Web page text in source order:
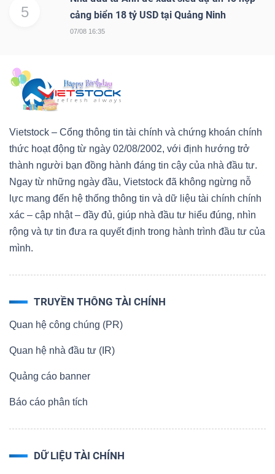
5
cảng biển 18 tỷ USD tại Quảng Ninh
07/08 16:35
Vietstock – Cổng thông tin tài chính và chứng khoán chính
thức hoạt động từ ngày 02/08/2002, với định hướng trở
thành người bạn đồng hành đáng tin cậy của nhà đầu tư.
Ngay từ những ngày đầu, Vietstock đã không ngừng nỗ
lực mang đến hệ thống thông tin và dữ liệu tài chính chính
xác – cập nhật – đầy đủ, giúp nhà đầu tư hiểu đúng, nhìn
rộng và tự tin đưa ra quyết định trong hành trình đầu tư của
mình.
TRUYỀN THÔNG TÀI CHÍNH
Quan hệ công chúng (PR)
Quan hệ nhà đầu tư (IR)
Quảng cáo banner
Báo cáo phân tích
DỮ LIỆU TÀI CHÍNH
Truyền
thông
tài
chính
liệu
chính